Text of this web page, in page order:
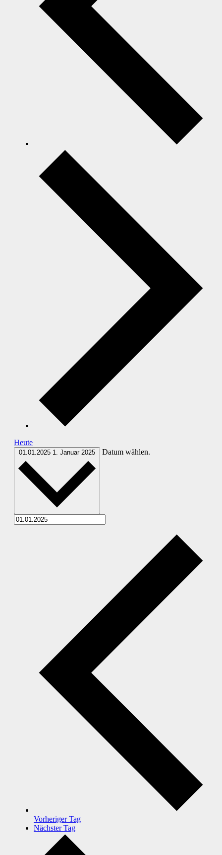
Heute
01.01.2025 1. Januar 2025 Datum wählen.
Vorheriger Tag
Nächster Tag